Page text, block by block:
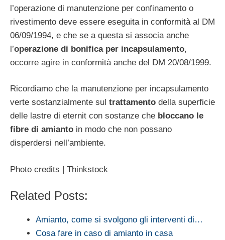
l’operazione di manutenzione per confinamento o
rivestimento deve essere eseguita in conformità al DM
06/09/1994, e che se a questa si associa anche
l’operazione di bonifica per incapsulamento,
occorre agire in conformità anche del DM 20/08/1999.
Ricordiamo che la manutenzione per incapsulamento
verte sostanzialmente sul trattamento della superficie
delle lastre di eternit con sostanze che bloccano le
fibre di amianto in modo che non possano
disperdersi nell’ambiente.
Photo credits | Thinkstock
Related Posts:
Amianto, come si svolgono gli interventi di…
Cosa fare in caso di amianto in casa